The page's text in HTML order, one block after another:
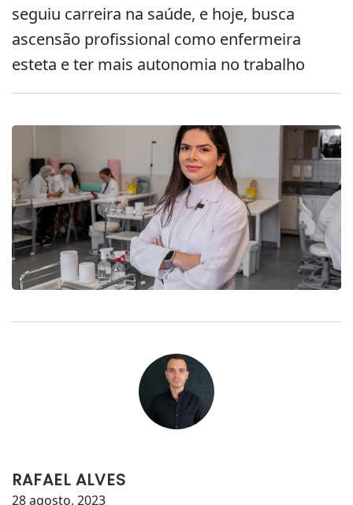
seguiu carreira na saúde, e hoje, busca
ascensão profissional como enfermeira
esteta e ter mais autonomia no trabalho
RAFAEL ALVES
28 agosto, 2023